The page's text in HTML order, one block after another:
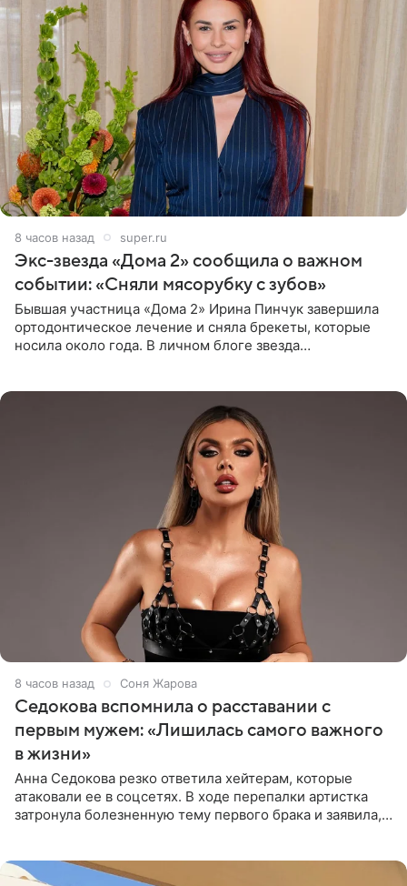
8 часов назад super.ru
Экс-звезда «Дома 2» сообщила о важном
событии: «Сняли мясорубку с зубов»
Бывшая участница «Дома 2» Ирина Пинчук завершила
ортодонтическое лечение и сняла брекеты, которые
носила около года. В личном блоге звезда
8 часов назад Соня Жарова
Седокова вспомнила о расставании с
первым мужем: «Лишилась самого важного
в жизни»
Анна Седокова резко ответила хейтерам, которые
атаковали ее в соцсетях. В ходе перепалки артистка
затронула болезненную тему первого брака и заявила,